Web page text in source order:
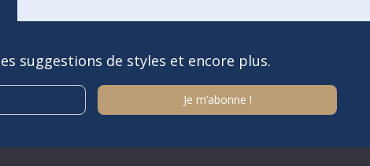
suggestions de styles et encore plus.